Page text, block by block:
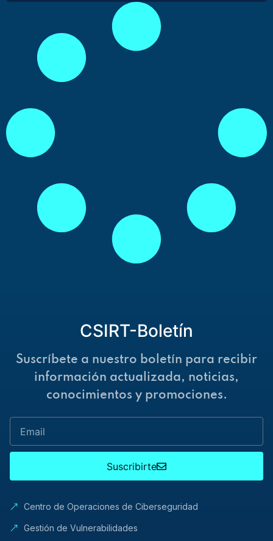
CSIRT-Boletín
Suscríbete a nuestro boletín para recibir
información actualizada, noticias,
conocimientos y promociones.
Suscribirte
Centro de Operaciones de Ciberseguridad
Gestión de Vulnerabilidades